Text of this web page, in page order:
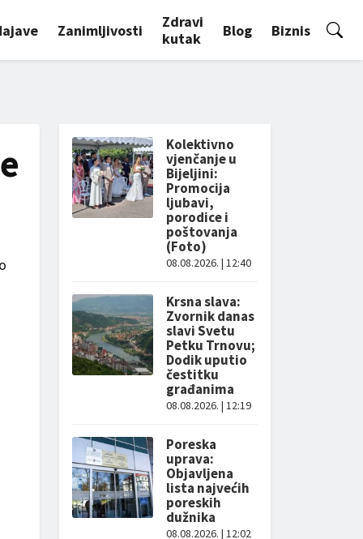
Zanimljivosti
Zdravi
kutak
Blog Biznis
Kolektivno
vjenčanje u
Bijeljini:
Promocija
ljubavi,
porodice i
poštovanja
(Foto)
08.08.2026. | 12:40
Krsna slava:
Zvornik danas
slavi Svetu
Petku Trnovu;
Dodik uputio
čestitku
građanima
08.08.2026. | 12:19
Poreska
uprava:
Objavljena
lista najvećih
poreskih
dužnika
08.08.2026. | 12:02